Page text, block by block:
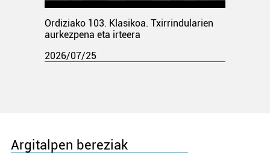
Ordiziako 103. Klasikoa. Txirrindularien
aurkezpena eta irteera
2026/07/25
Argitalpen bereziak